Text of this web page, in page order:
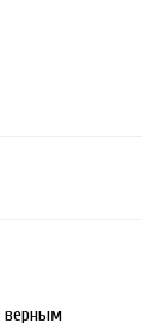
верным